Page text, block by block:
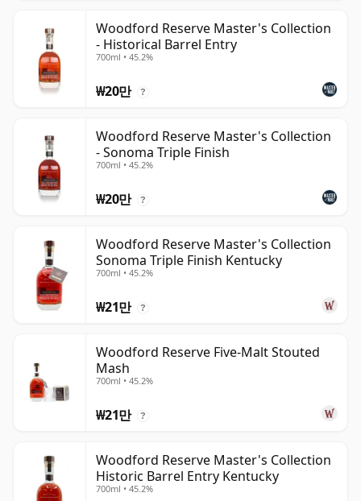
Woodford Reserve Master's Collection
- Historical Barrel Entry
700ml • 45.2%
₩20만 ?
Woodford Reserve Master's Collection
- Sonoma Triple Finish
700ml • 45.2%
₩20만 ?
Woodford Reserve Master's Collection
Sonoma Triple Finish Kentucky
700ml • 45.2%
₩21만 ?
Woodford Reserve Five-Malt Stouted
Mash
700ml • 45.2%
₩21만 ?
Woodford Reserve Master's Collection
Historic Barrel Entry Kentucky
700ml • 45.2%